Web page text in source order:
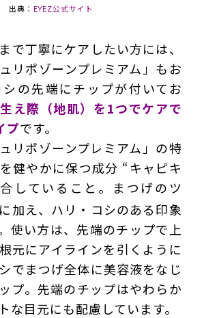
出典： EYEZ公式サイト
で丁寧にケアしたい方には、
リポゾーンプレミアム」もお
の先端にチップが付いてお
え際（地肌）を1つでケアで
プです。
リポゾーンプレミアム」の特
健やかに保つ成分 “キャピキ
していること。まつげのツ
加え、ハリ・コシのある印象
使い方は、先端のチップで上
元にアイラインを引くように
でまつげ全体に美容液をなじ
プ。先端のチップはやわらか
な目元にも配慮しています。